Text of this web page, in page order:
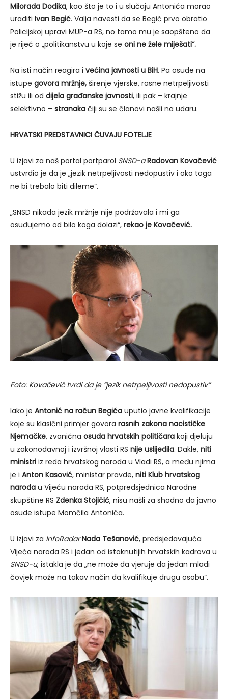
Milorada Dodika, kao što je to i u slučaju Antonića morao
uraditi Ivan Begić. Valja navesti da se Begić prvo obratio
Policijskoj upravi MUP-a RS, no tamo mu je saopšteno da
je riječ o „politikanstvu u koje se oni ne žele miješati“.
Na isti način reagira i većina javnosti u BiH. Pa osude na
istupe govora mržnje, širenje vjerske, rasne netrpeljivosti
stižu ili od dijela građanske javnosti, ili pak – krajnje
selektivno – stranaka čiji su se članovi našli na udaru.
HRVATSKI PREDSTAVNICI ČUVAJU FOTELJE
U izjavi za naš portal portparol SNSD-a Radovan Kovačević
ustvrdio je da je „jezik netrpeljivosti nedopustiv i oko toga
ne bi trebalo biti dileme“.
„SNSD nikada jezik mržnje nije podržavala i mi ga
osuđujemo od bilo koga dolazi“, rekao je Kovačević.
Foto: Kovačević tvrdi da je “jezik netrpeljivosti nedopustiv”
Iako je Antonić na račun Begića uputio javne kvalifikacije
koje su klasični primjer govora rasnih zakona nacističke
Njemačke, zvanična osuda hrvatskih političara koji djeluju
u zakonodavnoj i izvršnoj vlasti RS nije uslijedila. Dakle, niti
ministri iz reda hrvatskog naroda u Vladi RS, a među njima
je i Anton Kasović, ministar pravde, niti Klub hrvatskog
naroda u Vijeću naroda RS, potpredsjednica Narodne
skupštine RS Zdenka Stojičić, nisu našli za shodno da javno
osude istupe Momčila Antonića.
U izjavi za InfoRadar Nada Tešanović, predsjedavajuća
Vijeća naroda RS i jedan od istaknutijih hrvatskih kadrova u
SNSD-u, istakla je da „ne može da vjeruje da jedan mladi
čovjek može na takav način da kvalifikuje drugu osobu“.